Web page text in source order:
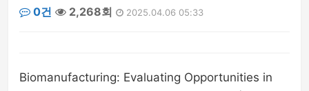
0건
2,268회 2025.04.06 05:33
Biomanufacturing: Evaluating Opportunities in